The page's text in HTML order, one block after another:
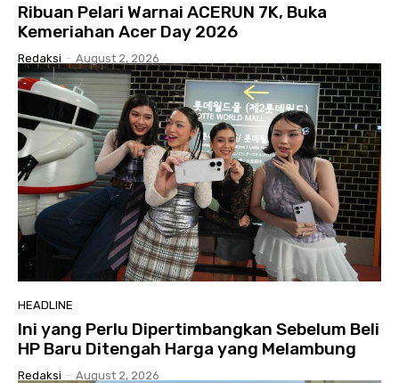
Ribuan Pelari Warnai ACERUN 7K, Buka
Kemeriahan Acer Day 2026
Redaksi - August 2, 2026
HEADLINE
Ini yang Perlu Dipertimbangkan Sebelum Beli
HP Baru Ditengah Harga yang Melambung
Redaksi - August 2, 2026